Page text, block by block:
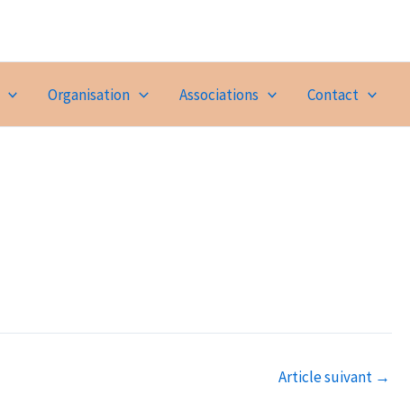
Organisation Associations Contact
Article suivant →